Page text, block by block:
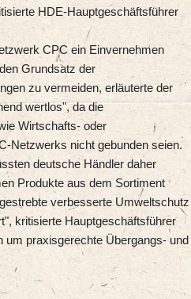
HDE-Hauptgeschäftsführer
CPC ein Einvernehmen
Grundsatz der
zu vermeiden, erläuterte der
wertlos", da die
Wirtschafts- oder
Netzwerks nicht gebunden seien.
deutsche Händler daher
Produkte aus dem Sortiment
verbesserte Umweltschutz
kritisierte Hauptgeschäftsführer
um praxisgerechte Übergangs- und